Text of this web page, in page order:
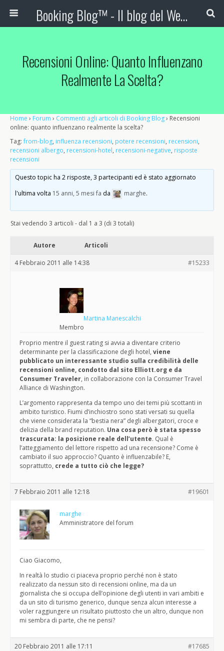
Booking Blog™ - Il blog del Web Marketing Turistico
Recensioni Online: Quanto Influenzano
Realmente La Scelta?
Home › Forum › Commenti agli articoli di Booking Blog› Recensioni
online: quanto influenzano realmente la scelta?
Tag:from-blog, influenza recensioni, potere recensioni, recensioni,
recensioni albergo, recensioni-hotel, recensioni-negative, risposte
recensioni
Questo topic ha 2 risposte, 3 partecipanti ed è stato aggiornato
l'ultima volta 15 anni, 5 mesi fa da marghe.
Stai vedendo 3 articoli - dal 1 a 3 (di 3 totali)
Autore Articoli
4 Febbraio 2011 alle 14:38 #15233
Martina Manescalchi
Membro
Proprio mentre il guest rating si avvia a diventare criterio
determinante per la classificazione degli hotel, viene
pubblicato un interessante studio sulla credibilità delle
recensioni online, condotto dal sito Elliott.org e da
Consumer Traveler, in collaborazione con la Consumer Travel
Alliance di Washington.
L’argomento rappresenta da tempo uno dei temi più scottanti in
ambito turistico. Fiumi d’inchiostro sono stati versati su quella
che viene considerata la “bestia nera” degli albergatori, croce e
delizia della brand reputation. Una cosa però è stata spesso
trascurata: la posizione reale dell’utente. Qual è
l’atteggiamento del lettore rispetto ad una recensione? Come è
cambiato il suo approccio? Quanto è influenzabile? E,
soprattutto, crede a tutto ciò che legge?
7 Febbraio 2011 alle 12:18 #19601
marghe
Amministratore del forum
Ciao Giacomo,
In realtà lo studio ci piaceva proprio perché non è stato
realizzato da nessun sito di recensioni online, ma da un
giornalista che si occupa dell’opinione degli utenti in vari ambiti e
da un sito di turismo generico, dunque senza alcun interesse a
voler raggiungere un risultato piuttosto che un altro, dunque non
mi sembra di parte, che ne pensi?
20 Febbraio 2011 alle 17:11 #17685